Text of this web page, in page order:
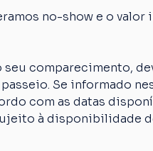
no-show e o valor
comparecimento,
Se informado
com as datas
à disponibilidade